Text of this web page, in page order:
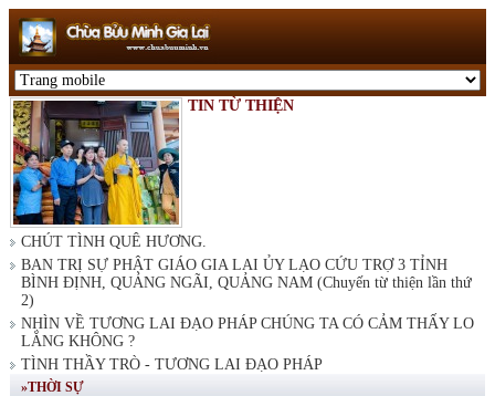
TIN TỪ THIỆN
CHÚT TÌNH QUÊ HƯƠNG.
BAN TRỊ SỰ PHẬT GIÁO GIA LAI ỦY LẠO CỨU TRỢ 3 TỈNH
BÌNH ĐỊNH, QUẢNG NGÃI, QUẢNG NAM (Chuyến từ thiện lần thứ
2)
NHÌN VỀ TƯƠNG LAI ĐẠO PHÁP CHÚNG TA CÓ CẢM THẤY LO
LẮNG KHÔNG ?
TÌNH THẦY TRÒ - TƯƠNG LAI ĐẠO PHÁP
»THỜI SỰ